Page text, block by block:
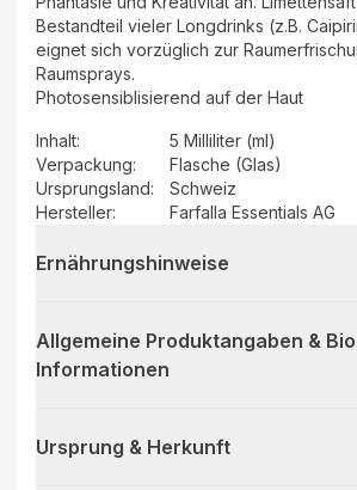
Bestandteil vieler Longdrinks (z.B.
eignet sich vorzüglich zur
Raumsprays.
Photosensiblisierend auf der Haut
Inhalt:
5 Milliliter (ml)
Verpackung:
Flasche (Glas)
Ursprungsland:
Schweiz
Hersteller: Farfalla Essentials AG
Ernährungshinweise
Allgemeine Produktangaben &
Informationen
Ursprung & Herkunft